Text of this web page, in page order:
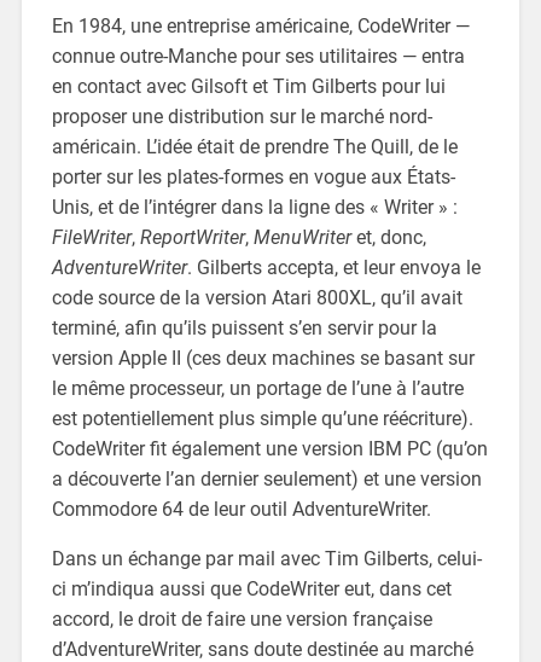
En 1984, une entreprise américaine, CodeWriter —
connue outre-Manche pour ses utilitaires — entra
en contact avec Gilsoft et Tim Gilberts pour lui
proposer une distribution sur le marché nord-
américain. L’idée était de prendre The Quill, de le
porter sur les plates-formes en vogue aux États-
Unis, et de l’intégrer dans la ligne des « Writer » :
FileWriter, ReportWriter, MenuWriteret, donc,
AdventureWriter. Gilberts accepta, et leur envoya le
code source de la version Atari 800XL, qu’il avait
terminé, afin qu’ils puissent s’en servir pour la
version Apple II (ces deux machines se basant sur
le même processeur, un portage de l’une à l’autre
est potentiellement plus simple qu’une réécriture).
CodeWriter fit également une version IBM PC (qu’on
a découverte l’an dernier seulement) et une version
Commodore 64 de leur outil AdventureWriter.
Dans un échange par mail avec Tim Gilberts, celui-
ci m’indiqua aussi que CodeWriter eut, dans cet
accord, le droit de faire une version française
d’AdventureWriter, sans doute destinée au marché